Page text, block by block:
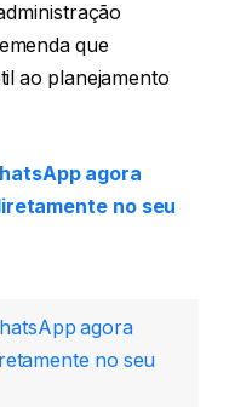
que
ao planejamento
agora
no seu
agora
no seu